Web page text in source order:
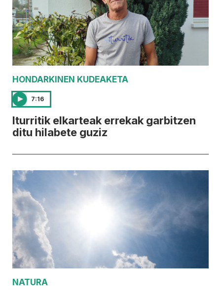
HONDARKINEN KUDEAKETA
7:16
Iturritik elkarteak errekak garbitzen
ditu hilabete guziz
NATURA